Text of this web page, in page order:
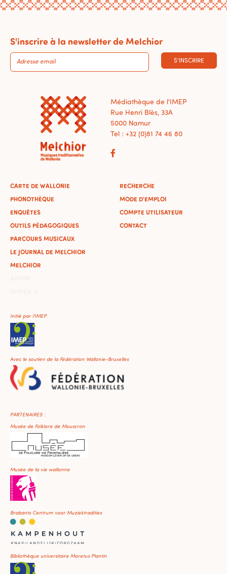
S'inscrire à la newsletter de Melchior
S'INSCRIRE
Médiathèque de l'IMEP
Rue Henri Blès, 33A
5000 Namur
Tel : +32 (0)81 74 46 80
CARTE DE WALLONIE
PHONOTHÈQUE
ENQUÊTES
OUTILS PÉDAGOGIQUES
PARCOURS MUSICAUX
LE JOURNAL DE MELCHIOR
MELCHIOR
RECHERCHE
MODE D'EMPLOI
COMPTE UTILISATEUR
CONTACT
Initié par l'IMEP
Avec le soutien de la Fédération Wallonie-Bruxelles
PARTENAIRES :
Musée de Folklore de Mouscron
Musée de la vie wallonne
Brabants Centrum voor Muziektradities
Bibliothèque universitaire Moretus Plantin